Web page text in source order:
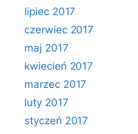
lipiec 2017
czerwiec 2017
maj 2017
kwiecień 2017
marzec 2017
luty 2017
styczeń 2017